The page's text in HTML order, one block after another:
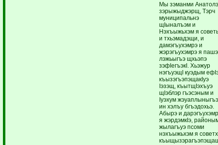
Мы зэманми
зэрыжыджэрщ, Тэрч
муниципальнэ
щIыналъэм и
Нэхъыжьхэм я
и тхьэмадэщи, и
дамэгъухэмрэ и
жэрэгъухэмрэ я
лэжьыгъэ щхьэпэ
зэфIегъэкI. Хьэжур
нэгъуэщI куэдым
къызэгъэпэщакIуэ
Iэзэщ, къытщIэхъуэ
щIэблэр гъэсэным и
Iуэхум
ин хэлъу бгъэдохьэ.
Абырэ и
я жэрдэмкIэ,
жылагъуэ псоми
нэхъыжьхэм я